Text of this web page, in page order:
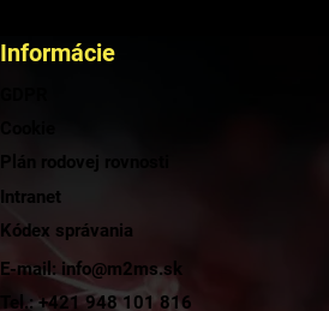
Informácie
Plán rodovej rovnosti
Intranet
Kódex správania
E-mail: info@m2ms.sk
Tel.: +421 948 101 816